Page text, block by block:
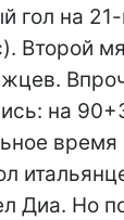
гол на
Второй
на
Диа. Но